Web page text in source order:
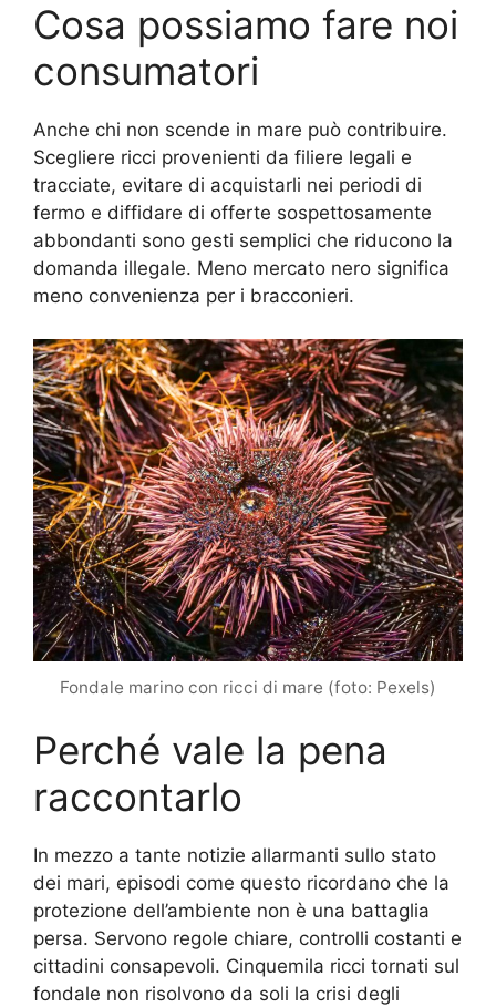
Cosa possiamo fare noi
consumatori
Anche chi non scende in mare può contribuire.
Scegliere ricci provenienti da filiere legali e
tracciate, evitare di acquistarli nei periodi di
fermo e diffidare di offerte sospettosamente
abbondanti sono gesti semplici che riducono la
domanda illegale. Meno mercato nero significa
meno convenienza per i bracconieri.
Fondale marino con ricci di mare (foto: Pexels)
Perché vale la pena
raccontarlo
In mezzo a tante notizie allarmanti sullo stato
dei mari, episodi come questo ricordano che la
protezione dell’ambiente non è una battaglia
persa. Servono regole chiare, controlli costanti e
cittadini consapevoli. Cinquemila ricci tornati sul
fondale non risolvono da soli la crisi degli